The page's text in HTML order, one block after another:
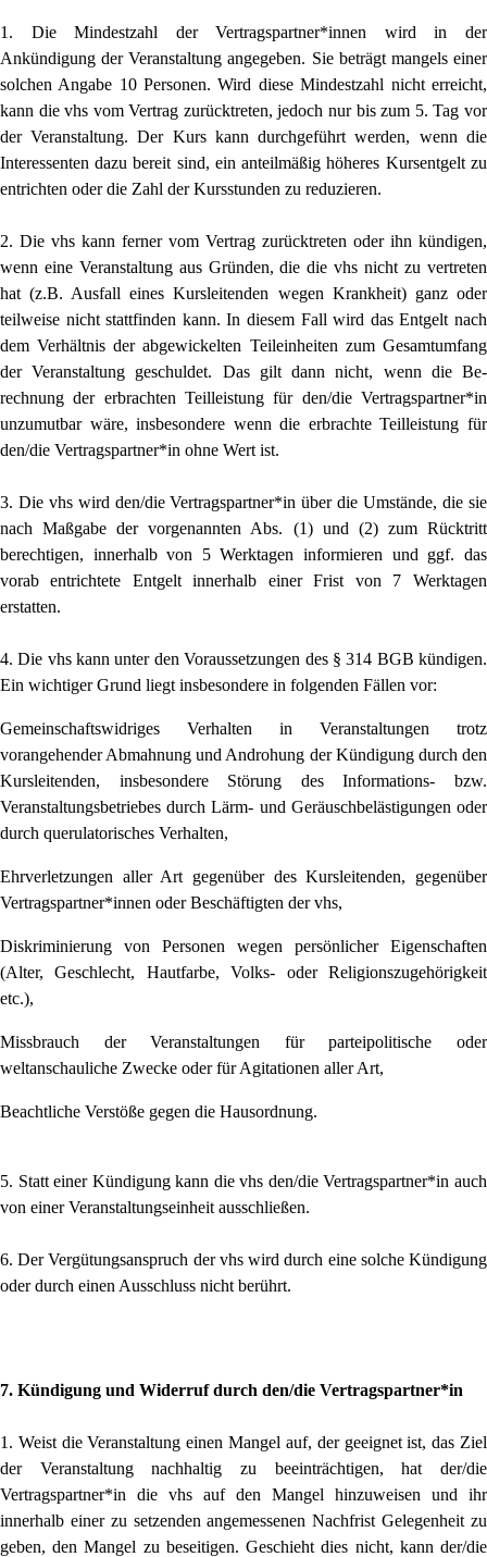
1. Die Mindestzahl der Vertragspartner*innen wird in der
Ankündigung der Veranstaltung angegeben. Sie beträgt mangels einer
solchen Angabe 10 Personen. Wird diese Mindestzahl nicht erreicht,
kann die vhs vom Vertrag zurücktreten, jedoch nur bis zum 5. Tag vor
der Veranstaltung. Der Kurs kann durchgeführt werden, wenn die
Interessenten dazu bereit sind, ein anteilmäßig höheres Kursentgelt zu
entrichten oder die Zahl der Kursstunden zu reduzieren.
2. Die vhs kann ferner vom Vertrag zurücktreten oder ihn kündigen,
wenn eine Veranstaltung aus Gründen, die die vhs nicht zu vertreten
hat (z.B. Ausfall eines Kursleitenden wegen Krankheit) ganz oder
teilweise nicht stattfinden kann. In diesem Fall wird das Entgelt nach
dem Verhältnis der abgewickelten Teileinheiten zum Ge­samtumfang
der Veranstaltung geschuldet. Das gilt dann nicht, wenn die Be­
rechnung der erbrachten Teilleistung für den/die Vertragspartner*in
unzumutbar wäre, insbesondere wenn die erbrachte Teilleistung für
den/die Vertragspartner*in ohne Wert ist.
3. Die vhs wird den/die Vertragspartner*in über die Umstände, die sie
nach Maßgabe der vorgenannten Abs. (1) und (2) zum Rücktritt
berechtigen, innerhalb von 5 Werktagen informieren und ggf. das
vorab entrichtete Entgelt innerhalb einer Frist von 7 Werktagen
erstatten.
4. Die vhs kann unter den Voraussetzungen des § 314 BGB kündigen.
Ein wichtiger Grund liegt insbesondere in folgenden Fällen vor:
Gemeinschaftswidriges Verhalten in Veranstaltungen trotz
vorangehender Abmahnung und Androhung der Kündigung durch den
Kursleitenden, insbesondere Störung des Informations- bzw.
Veranstaltungsbetriebes durch Lärm- und Geräuschbelästigungen oder
durch querulatorisches Verhalten,
Ehrverletzungen aller Art gegenüber des Kursleitenden, gegenüber
Vertragspartner*innen oder Beschäftigten der vhs,
Diskriminierung von Personen wegen persönlicher Eigenschaften
(Alter, Geschlecht, Hautfarbe, Volks- oder Religionszugehörigkeit
etc.),
Missbrauch der Veranstaltungen für parteipolitische oder
weltanschauliche Zwecke oder für Agitationen aller Art,
Beachtliche Verstöße gegen die Hausordnung.
5. Statt einer Kündigung kann die vhs den/die Vertragspartner*in auch
von einer Veranstaltungseinheit ausschließen.
6. Der Vergütungsanspruch der vhs wird durch eine solche Kündigung
oder durch einen Ausschluss nicht berührt.
7. Kündigung und Widerruf durch den/die Vertragspartner*in
1. Weist die Veranstaltung einen Mangel auf, der geeignet ist, das Ziel
der Veranstaltung nachhaltig zu beeinträchtigen, hat der/die
Vertragspartner*in die vhs auf den Mangel hinzuweisen und ihr
innerhalb einer zu setzenden angemessenen Nachfrist Gelegenheit zu
geben, den Mangel zu beseitigen. Geschieht dies nicht, kann der/die